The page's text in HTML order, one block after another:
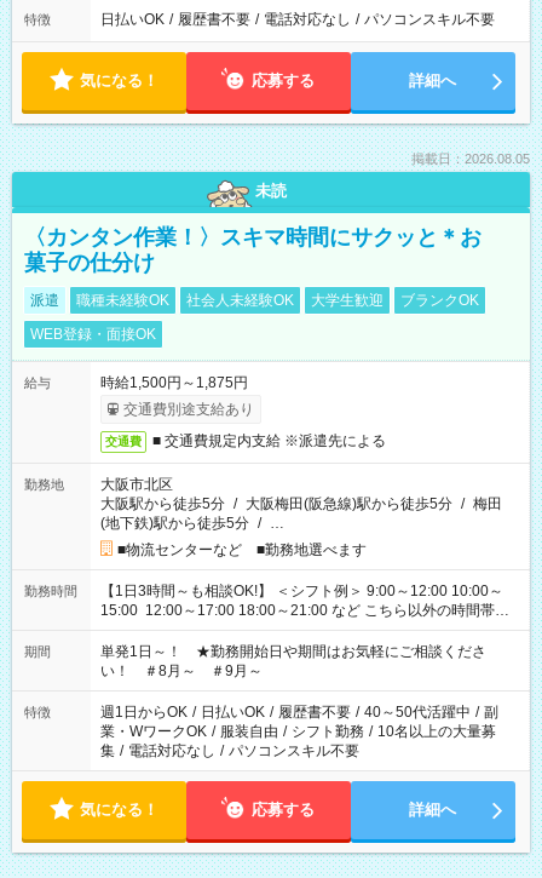
特徴 日払いOK / 履歴書不要 / 電話対応なし / パソコンスキル不要
気になる！ 応募する 詳細へ
掲載日：2026.08.05
未読
〈カンタン作業！〉スキマ時間にサクッと＊お
菓子の仕分け
派遣 職種未経験OK 社会人未経験OK 大学生歓迎
ブランクOK
WEB登録・面接OK
給与
時給1,500円～1,875円
交通費別途支給あり
交通費 ■ 交通費規定内支給 ※派遣先による
勤務地
大阪市北区
大阪駅から徒歩5分 / 大阪梅田(阪急線)駅から徒歩5分 / 梅田
(地下鉄)駅から徒歩5分 / …
■物流センターなど ■勤務地選べます
勤務時間
【1日3時間～も相談OK!】 ＜シフト例＞ 9:00～12:00 10:00～
15:00 12:00～17:00 18:00～21:00 など こちら以外の時間帯も
お気軽にご相談ください！
期間
単発1日～！ ★勤務開始日や期間はお気軽にご相談くださ
い！ ＃8月～ ＃9月～
特徴 週1日からOK / 日払いOK / 履歴書不要 / 40～50代活躍中 / 副
業・WワークOK / 服装自由 / シフト勤務 / 10名以上の大量募
集 / 電話対応なし / パソコンスキル不要
気になる！ 応募する 詳細へ